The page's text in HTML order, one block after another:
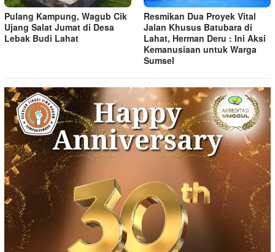
Pulang Kampung, Wagub Cik
Ujang Salat Jumat di Desa
Lebak Budi Lahat
Resmikan Dua Proyek Vital
Jalan Khusus Batubara di
Lahat, Herman Deru : Ini Aksi
Kemanusiaan untuk Warga
Sumsel